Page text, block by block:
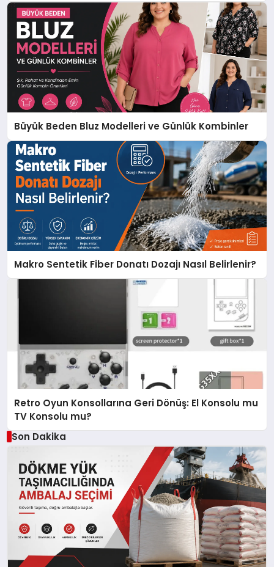
Büyük Beden Bluz Modelleri ve Günlük Kombinler
Makro Sentetik Fiber Donatı Dozajı Nasıl Belirlenir?
Retro Oyun Konsollarına Geri Dönüş: El Konsolu mu
TV Konsolu mu?
Son Dakika